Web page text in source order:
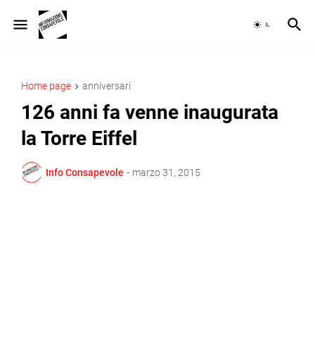
Home page anniversari
126 anni fa venne inaugurata
la Torre Eiffel
Info Consapevole - marzo 31, 2015